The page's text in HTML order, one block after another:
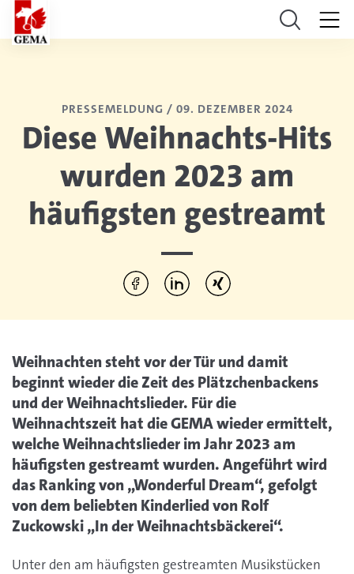
PRESSEMELDUNG / 09. DEZEMBER 2024
Diese Weihnachts-Hits
wurden 2023 am
häufigsten gestreamt
Diesen Artikel teilen: Per Facebook teilen
Per LinkedIn teilen
Per Xing teilen
Weihnachten steht vor der Tür und damit
beginnt wieder die Zeit des Plätzchenbackens
und der Weihnachtslieder. Für die
Weihnachtszeit hat die GEMA wieder ermittelt,
welche Weihnachtslieder im Jahr 2023 am
häufigsten gestreamt wurden. Angeführt wird
das Ranking von „Wonderful Dream“, gefolgt
von dem beliebten Kinderlied von Rolf
Zuckowski „In der Weihnachtsbäckerei“.
Unter den am häufigsten gestreamten Musikstücken